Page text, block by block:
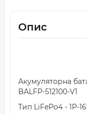
Опис
Акумуляторна
BALFP-512100-V1
Тип LiFePo4 - 1P-